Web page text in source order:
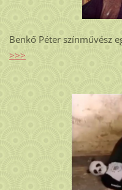
Benkő Péter színművész
>>>